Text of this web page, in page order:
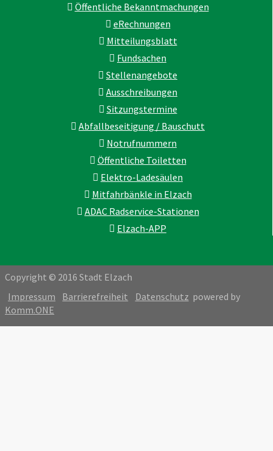
Öffentliche Bekanntmachungen
eRechnungen
Mitteilungsblatt
Fundsachen
Stellenangebote
Ausschreibungen
Sitzungstermine
Abfallbeseitigung / Bauschutt
Notrufnummern
Öffentliche Toiletten
Elektro-Ladesäulen
Mitfahrbänkle in Elzach
ADAC Radservice-Stationen
Elzach-APP
Copyright © 2016 Stadt Elzach
Impressum
Barrierefreiheit Datenschutz powered by
Komm.ONE